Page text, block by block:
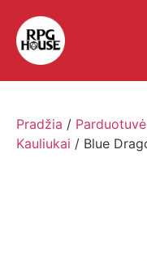
Pradžia / Parduotuvė
Kauliukai / Blue